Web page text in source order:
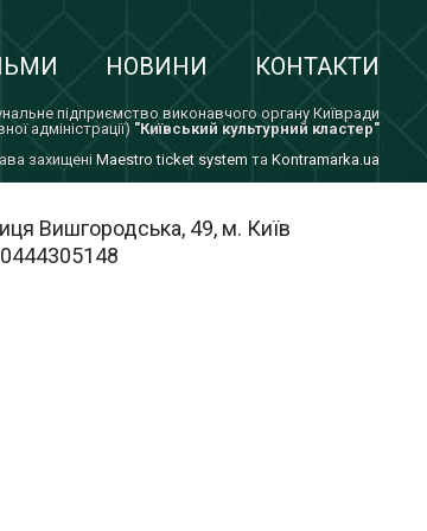
НОВИНИ КОНТАКТИ
підприємство виконавчого органу Київради
адміністрації) "Київський культурний кластер"
захищенiMaestro ticket system та Kontramarka.ua
Вишгородська, 49, м. Київ